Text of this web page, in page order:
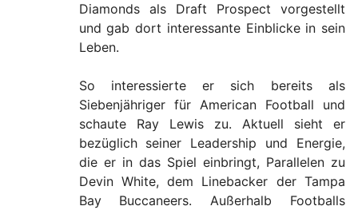
Diamonds als Draft Prospect vorgestellt
und gab dort interessante Einblicke in sein
Leben.
So interessierte er sich bereits als
Siebenjähriger für American Football und
schaute Ray Lewis zu. Aktuell sieht er
bezüglich seiner Leadership und Energie,
die er in das Spiel einbringt, Parallelen zu
Devin White, dem Linebacker der Tampa
Bay Buccaneers. Außerhalb Footballs